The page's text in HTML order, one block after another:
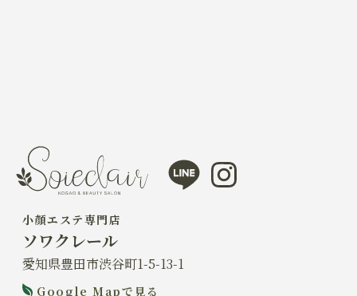
line
小顔エステ専門店
ソワクレール
愛知県豊田市渋谷町1-5-13-1
Google Mapで見る